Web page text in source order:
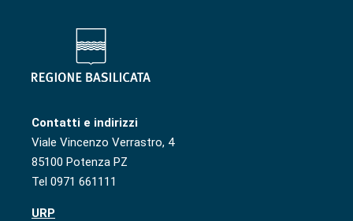
Contatti e indirizzi
Viale Vincenzo Verrastro, 4
85100 Potenza PZ
Tel 0971 661111
URP